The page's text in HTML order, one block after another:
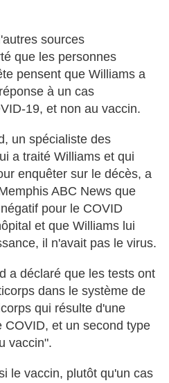
sources
que les personnes
pensent que Williams a
à un cas
19, et non au vaccin.
un spécialiste des
a traité Williams et qui
enquêter sur le décès, a
ABC News que
pour le COVID
et que Williams lui
il n'avait pas le virus.
a déclaré que les tests ont
dans le système de
qui résulte d'une
COVID, et un second type
vaccin".
le vaccin, plutôt qu'un cas